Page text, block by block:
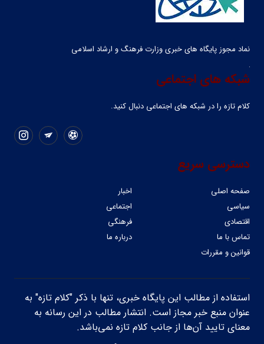
نماد مجوز پایگاه های خبری وزارت فرهنگ و ارشاد اسلامی
شبکه های اجتماعی
کلام تازه را در شبکه ‌های اجتماعی دنبال کنید.
دسترسی سریع
صفحه اصلی
اخبار
سیاسی
اجتماعی
اقتصادی
فرهنگی
تماس با ما
درباره ما
قوانین و مقررات
استفاده از مطالب این پایگاه خبری، تنها با ذکر "کلام تازه" به
عنوان منبع خبر مجاز است. انتشار مطالب در این رسانه به
معنای تایید آن‌ها از جانب کلام تازه نمی‌باشد.